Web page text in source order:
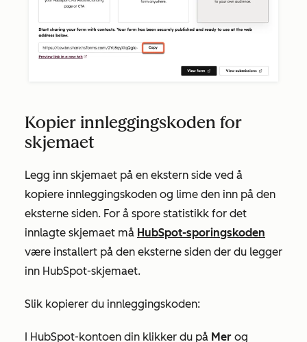
Kopier innleggingskoden for
skjemaet
Legg inn skjemaet på en ekstern side ved å
kopiere innleggingskoden og lime den inn på den
eksterne siden. For å spore statistikk for det
innlagte skjemaet må HubSpot-sporingskoden
være installert på den eksterne siden der du legger
inn HubSpot-skjemaet.
Slik kopierer du innleggingskoden:
I HubSpot-kontoen din klikker du på Mer og